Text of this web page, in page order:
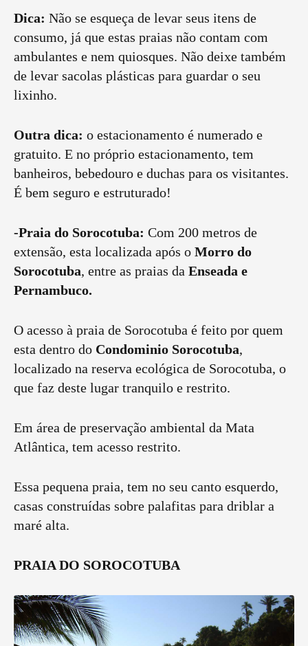
Dica: Não se esqueça de levar seus itens de
consumo, já que estas praias não contam com
ambulantes e nem quiosques. Não deixe também
de levar sacolas plásticas para guardar o seu
lixinho.
Outra dica: o estacionamento é numerado e
gratuito. E no próprio estacionamento, tem
banheiros, bebedouro e duchas para os visitantes.
É bem seguro e estruturado!
-Praia do Sorocotuba: Com 200 metros de
extensão, esta localizada após o Morro do
Sorocotuba, entre as praias da Enseada e
Pernambuco.
O acesso à praia de Sorocotuba é feito por quem
esta dentro do Condominio Sorocotuba,
localizado na reserva ecológica de Sorocotuba, o
que faz deste lugar tranquilo e restrito.
Em área de preservação ambiental da Mata
Atlântica, tem acesso restrito.
Essa pequena praia, tem no seu canto esquerdo,
casas construídas sobre palafitas para driblar a
maré alta.
PRAIA DO SOROCOTUBA